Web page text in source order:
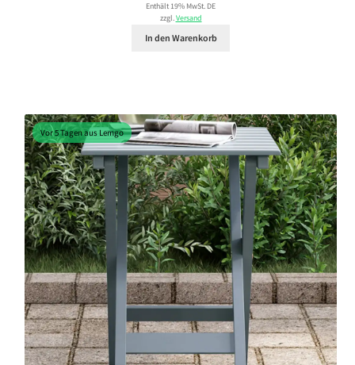
Enthält 19% MwSt. DE
zzgl.Versand
In den Warenkorb
Vor 5 Tagen aus Lemgo